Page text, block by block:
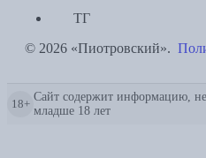
ТГ
© 2026 «Пиотровский».
18+
Сайт содержит информацию,
младше 18 лет